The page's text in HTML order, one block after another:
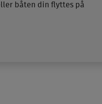
båten din flyttes på